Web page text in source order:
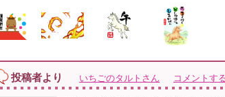
投稿者より いちごのタルトさん コメントす